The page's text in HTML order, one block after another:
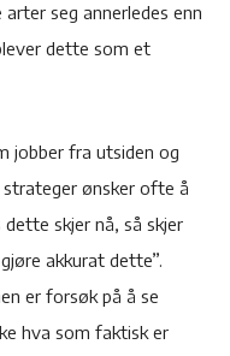
seg annerledes enn
dette som et
jobber fra utsiden og
strateger ønsker ofte å
skjer nå, så skjer
akkurat dette”.
er forsøk på å se
hva som faktisk er